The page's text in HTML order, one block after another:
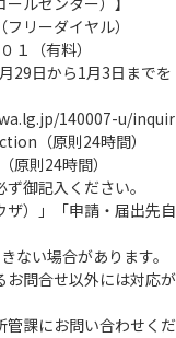
リーダイヤル）
１（有料）
29日から1月3日までを
140007-u/inquir
（原則24時間）
原則24時間）
御記入ください。
ザ）」「申請・届出先自
ない場合があります。
問合せ以外には対応が
課にお問い合わせくだ